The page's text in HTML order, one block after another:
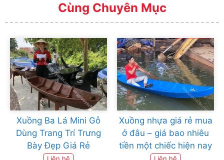
Cùng Chuyên Mục
Xuồng Ba Lá Mini Gỗ
Dùng Trang Trí Trưng
Bày Đẹp Giá Rẻ
Xuồng nhựa giá rẻ mua
ở đâu – giá bao nhiêu
tiền một chiếc hiện nay